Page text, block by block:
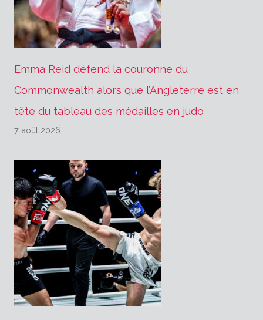
Emma Reid défend la couronne du
Commonwealth alors que l’Angleterre est en
tête du tableau des médailles en judo
7 août 2026